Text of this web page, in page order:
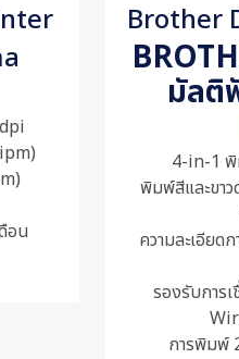
Email*
อน
Brother
มัลติ
4-in-1
พิมพ์สีและขา
ความละเอีย
รองรับการ
การพิมพ์